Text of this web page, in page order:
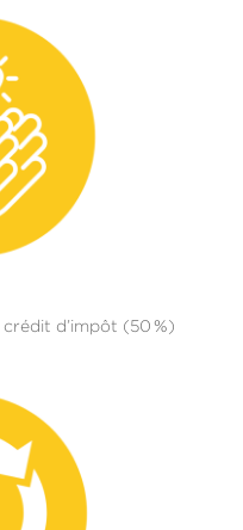
d’impôt (50 %)